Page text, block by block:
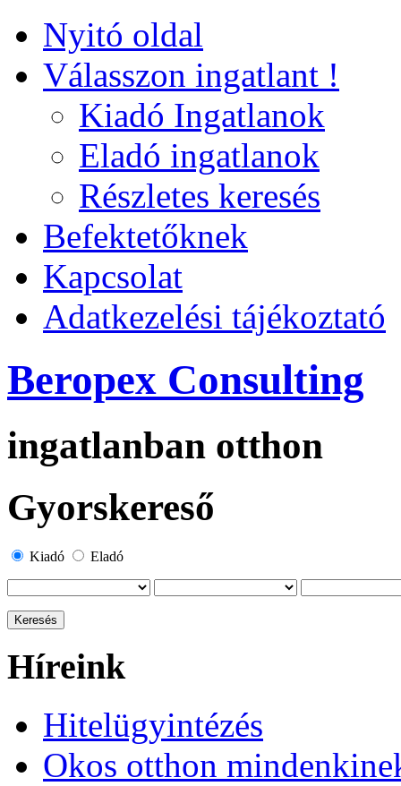
Nyitó oldal
Válasszon ingatlant !
Kiadó Ingatlanok
Eladó ingatlanok
Részletes keresés
Befektetőknek
Kapcsolat
Adatkezelési tájékoztató
Beropex Consulting
ingatlanban otthon
Gyorskereső
Kiadó Eladó
Híreink
Hitelügyintézés
Okos otthon